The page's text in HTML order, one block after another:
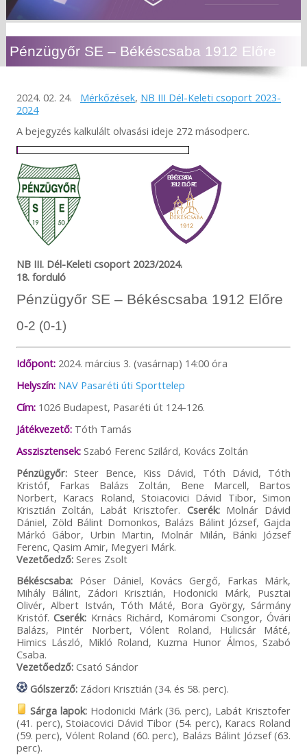
Pénzügyőr SE – Békéscsaba 1912 Előre
2024. 02. 24. Mérkőzések, NB III Dél-Keleti csoport 2023-
2024
A bejegyzés kalkulált olvasási ideje 272 másodperc.
NB III. Dél-Keleti csoport 2023/2024.
18. forduló
Pénzügyőr SE – Békéscsaba 1912 Előre
0-2 (0-1)
Időpont:2024. március 3. (vasárnap) 14:00 óra
Helyszín: NAV Pasaréti úti Sporttelep
Cím:1026 Budapest, Pasaréti út 124-126.
Játékvezető:Tóth Tamás
Asszisztensek:Szabó Ferenc Szilárd, Kovács Zoltán
Pénzügyőr:Steer Bence, Kiss Dávid, Tóth Dávid, Tóth
Kristóf, Farkas Balázs Zoltán, Bene Marcell, Bartos
Norbert, Karacs Roland, Stoiacovici Dávid Tibor, Simon
Krisztián Zoltán, Labát Krisztofer. Cserék:Molnár Dávid
Dániel, Zöld Bálint Domonkos, Balázs Bálint József, Gajda
Márkó Gábor, Urbin Martin, Molnár Milán, Bánki József
Ferenc, Qasim Amir, Megyeri Márk.
Vezetőedző:Seres Zsolt
Békéscsaba:Póser Dániel, Kovács Gergő, Farkas Márk,
Mihály Bálint, Zádori Krisztián, Hodonicki Márk, Pusztai
Olivér, Albert István, Tóth Máté, Bora György, Sármány
Kristóf.Cserék: Krnács Richárd, Komáromi Csongor, Óvári
Balázs, Pintér Norbert, Vólent Roland, Hulicsár Máté,
Himics László, Mikló Roland, Kuzma Hunor Álmos, Szabó
Csaba.
Vezetőedző:Csató Sándor
Gólszerző:Zádori Krisztián (34. és 58. perc).
Sárga lapok:Hodonicki Márk (36. perc), Labát Krisztofer
(41. perc), Stoiacovici Dávid Tibor (54. perc), Karacs Roland
(59. perc), Vólent Roland (60. perc), Balázs Bálint József (63.
perc).